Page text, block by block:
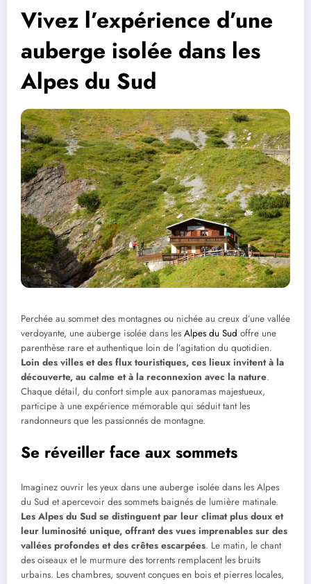
Vivez l’expérience d’une
auberge isolée dans les
Alpes du Sud
Perchée au sommet des montagnes ou nichée au creux d’une vallée
verdoyante, une auberge isolée dans les Alpes du Sud offre une
parenthèse rare et authentique loin de l’agitation du quotidien.
Loin des villes et des flux touristiques, ces lieux invitent à la
découverte, au calme et à la reconnexion avec la nature.
Chaque détail, du confort simple aux panoramas majestueux,
participe à une expérience mémorable qui séduit tant les
randonneurs que les passionnés de montagne.
Se réveiller face aux sommets
Imaginez ouvrir les yeux dans une auberge isolée dans les Alpes
du Sud et apercevoir des sommets baignés de lumière matinale.
Les Alpes du Sud se distinguent par leur climat plus doux et
leur luminosité unique, offrant des vues imprenables sur des
vallées profondes et des crêtes escarpées. Le matin, le chant
des oiseaux et le murmure des torrents remplacent les bruits
urbains. Les chambres, souvent conçues en bois et pierres locales,